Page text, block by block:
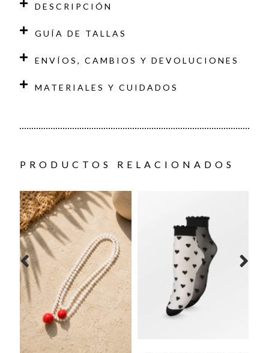
DESCRIPCIÓN
GUÍA DE TALLAS
ENVÍOS, CAMBIOS Y DEVOLUCIONES
MATERIALES Y CUIDADOS
PRODUCTOS RELACIONADOS